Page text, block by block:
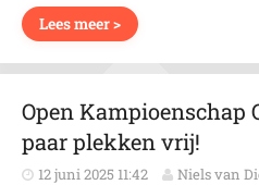
Lees meer >
Open Kampioenschap
paar plekken vrij!
12 juni 2025 11:42 Niels van